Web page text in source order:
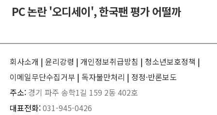
PC 논란 '오디세이', 한국팬 평가 어떨까
회사소개 | 윤리강령 | 개인정보취급방침 | 청소년보호정책 |
이메일무단수집거부 | 독자불만처리 | 정정·반론보도
주소: 경기 파주 송학1길 159 2동 402호
대표전화:031-945-0426